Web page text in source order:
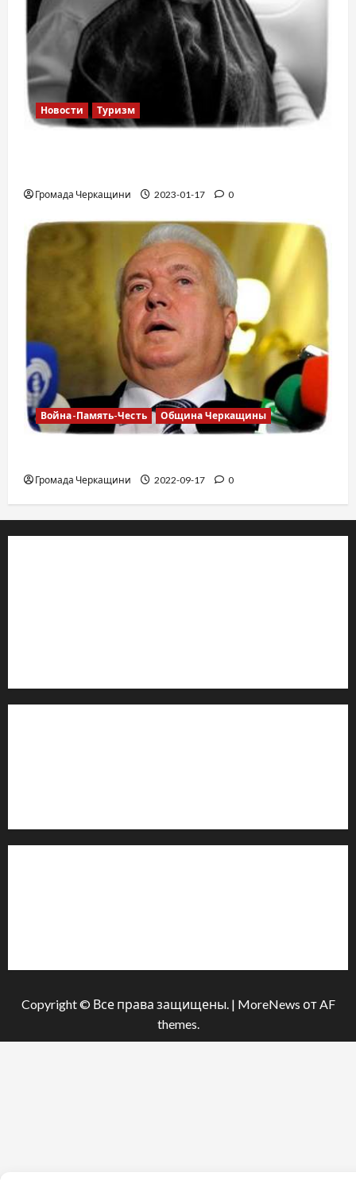
Новости Туризм
Громада Черкащини 2023-01-17 0
Война-Память-Честь Община Черкащины
Громада Черкащини 2022-09-17 0
Copyright © Все права защищены. | MoreNews от AF
themes.